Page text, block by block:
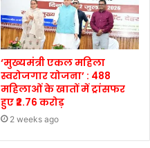
‘मुख्यमंत्री एकल महिला
स्वरोजगार योजना’ : 488
महिलाओं के खातों में ट्रांसफर
हुए ₹2.76 करोड़
2 weeks ago